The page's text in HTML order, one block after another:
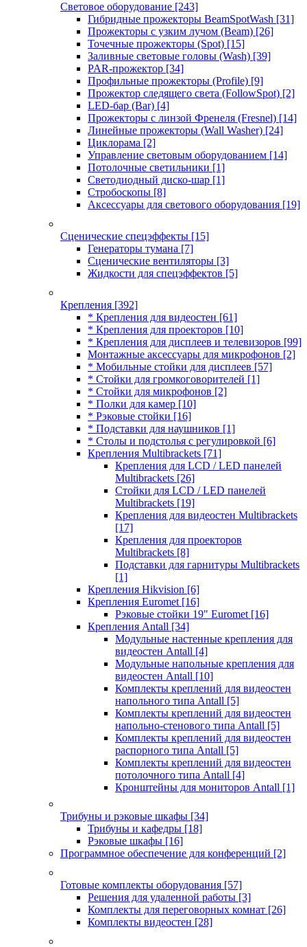
Световое оборудование [243]
Гибридные прожекторы BeamSpotWash [31]
Прожекторы с узким лучом (Beam) [26]
Точечные прожекторы (Spot) [15]
Заливные световые головы (Wash) [39]
PAR-прожектор [34]
Профильные прожекторы (Profile) [9]
Прожектор следящего света (FollowSpot) [2]
LED-бар (Bar) [4]
Прожекторы с линзой Френеля (Fresnel) [14]
Линейные прожекторы (Wall Washer) [24]
Циклорама [2]
Управление световым оборудованием [14]
Потолочные светильники [1]
Светодиодный диско-шар [1]
Стробоскопы [8]
Аксессуары для светового оборудования [19]
Сценические спецэффекты [15]
Генераторы тумана [7]
Сценические вентиляторы [3]
Жидкости для спецэффектов [5]
Крепления [392]
* Крепления для видеостен [61]
* Крепления для проекторов [10]
* Крепления для дисплеев и телевизоров [99]
Монтажные аксессуары для микрофонов [2]
* Мобильные стойки для дисплеев [57]
* Стойки для громкоговорителей [1]
* Стойки для микрофонов [2]
* Полки для камер [10]
* Рэковые стойки [16]
* Подставки для наушников [1]
* Столы и подстолья с регулировкой [6]
Крепления Multibrackets [71]
Крепления для LCD / LED панелей
Multibrackets [26]
Стойки для LCD / LED панелей
Multibrackets [19]
Крепления для видеостен Multibrackets
[17]
Крепления для проекторов
Multibrackets [8]
Подставки для гарнитуры Multibrackets
[1]
Крепления Hikvision [6]
Крепления Euromet [16]
Рэковые стойки 19" Euromet [16]
Крепления Antall [34]
Модульные настенные крепления для
видеостен Antall [4]
Модульные напольные крепления для
видеостен Antall [10]
Комплекты креплений для видеостен
напольного типа Antall [5]
Комплекты креплений для видеостен
напольно-стенового типа Antall [5]
Комплекты креплений для видеостен
распорного типа Antall [5]
Комплекты креплений для видеостен
потолочного типа Antall [4]
Кронштейны для мониторов Antall [1]
Трибуны и рэковые шкафы [34]
Трибуны и кафедры [18]
Рэковые шкафы [16]
Программное обеспечение для конференций [2]
Готовые комплекты оборудования [57]
Решения для удаленной работы [3]
Комплекты для переговорных комнат [26]
Комплекты видеостен [28]